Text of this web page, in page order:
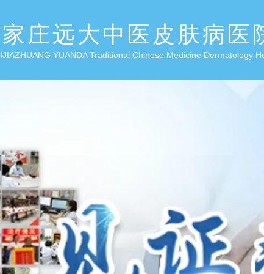
庄远大中医皮肤病医
YUANDA Traditional Chinese Medicine Dermatology